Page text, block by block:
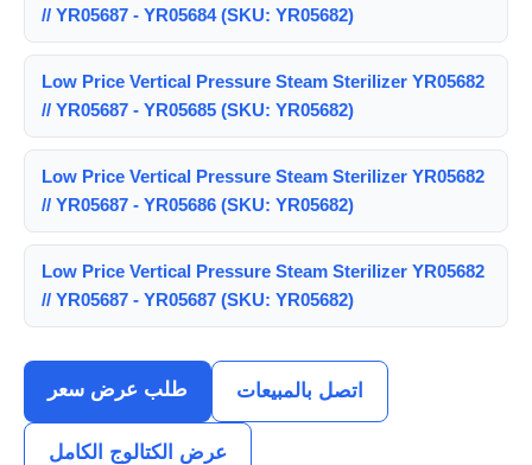
// YR05687 - YR05684 (SKU: YR05682)
Low Price Vertical Pressure Steam Sterilizer YR05682
// YR05687 - YR05685 (SKU: YR05682)
Low Price Vertical Pressure Steam Sterilizer YR05682
// YR05687 - YR05686 (SKU: YR05682)
Low Price Vertical Pressure Steam Sterilizer YR05682
// YR05687 - YR05687 (SKU: YR05682)
طلب عرض سعر اتصل بالمبيعات
عرض الكتالوج الكامل